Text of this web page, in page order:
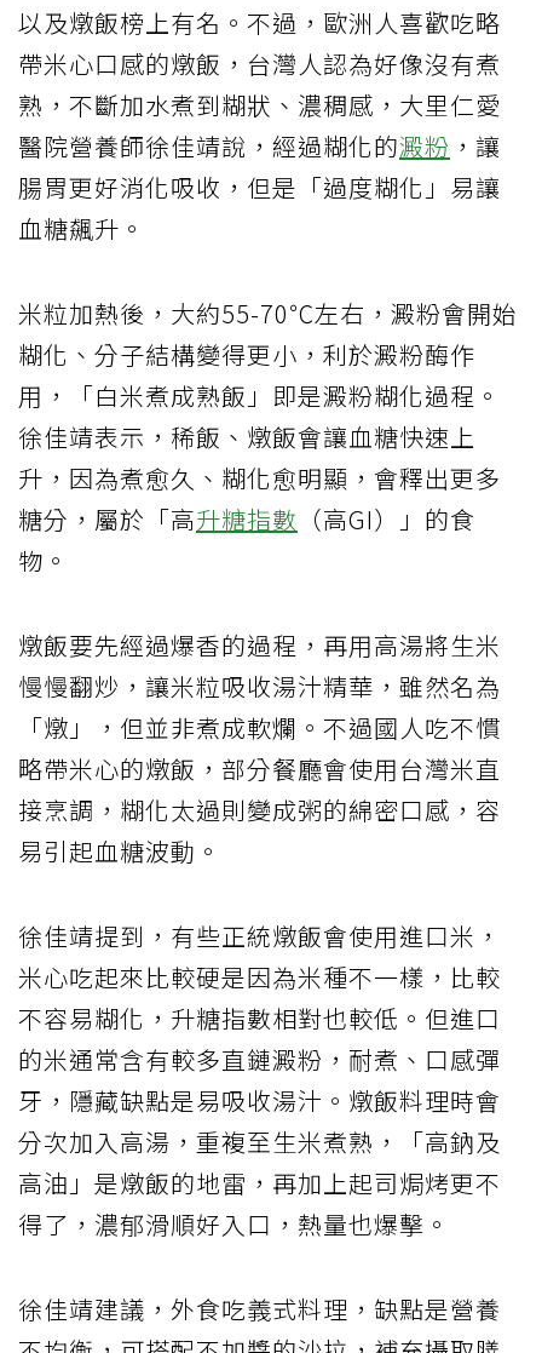
以及燉飯榜上有名。不過，歐洲人喜歡吃略
帶米心口感的燉飯，台灣人認為好像沒有煮
熟，不斷加水煮到糊狀、濃稠感，大里仁愛
醫院營養師徐佳靖說，經過糊化的澱粉 ，讓
腸胃更好消化吸收，但是「過度糊化」易讓
血糖飆升。
米粒加熱後，大約55-70℃左右，澱粉會開始
糊化、分子結構變得更小，利於澱粉酶作
用，「白米煮成熟飯」即是澱粉糊化過程。
徐佳靖表示，稀飯、燉飯會讓血糖快速上
升，因為煮愈久、糊化愈明顯，會釋出更多
糖分，屬於「高升糖指數 （高GI）」的食
物。
燉飯要先經過爆香的過程，再用高湯將生米
慢慢翻炒，讓米粒吸收湯汁精華，雖然名為
「燉」，但並非煮成軟爛。不過國人吃不慣
略帶米心的燉飯，部分餐廳會使用台灣米直
接烹調，糊化太過則變成粥的綿密口感，容
易引起血糖波動。
徐佳靖提到，有些正統燉飯會使用進口米，
米心吃起來比較硬是因為米種不一樣，比較
不容易糊化，升糖指數相對也較低。但進口
的米通常含有較多直鏈澱粉，耐煮、口感彈
牙，隱藏缺點是易吸收湯汁。燉飯料理時會
分次加入高湯，重複至生米煮熟，「高鈉及
高油」是燉飯的地雷，再加上起司焗烤更不
得了，濃郁滑順好入口，熱量也爆擊。
徐佳靖建議，外食吃義式料理，缺點是營養